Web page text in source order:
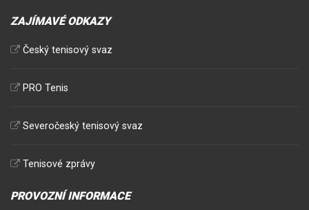
ZAJÍMAVÉ ODKAZY
Český tenisový svaz
PRO Tenis
Severočeský tenisový svaz
Tenisové zprávy
PROVOZNÍ INFORMACE